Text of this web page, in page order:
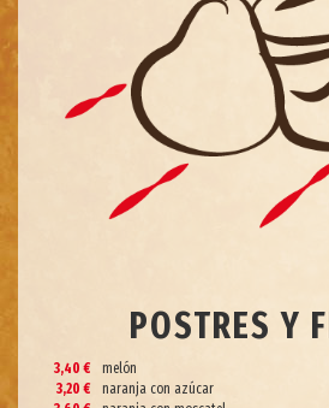
POSTRES Y
melón
3,40 €
naranja con azúcar
3,20 €